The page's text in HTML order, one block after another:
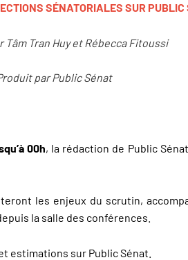
SÉNATORIALES SUR PUBLIC
Tâm Tran Huy et Rébecca Fitoussi
par Public Sénat
00h, la rédaction de Public
les enjeux du scrutin,
la salle des conférences.
estimations sur Public Sénat.